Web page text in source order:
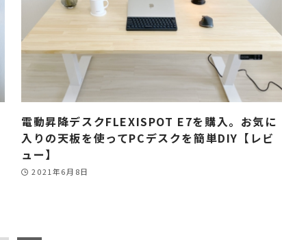
電動昇降デスクFLEXISPOT E7を購入。お気に
入りの天板を使ってPCデスクを簡単DIY【レビ
ュー】
2021年6月8日